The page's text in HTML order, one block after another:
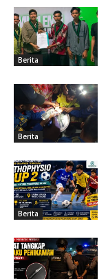
Berita
Berita
Berita